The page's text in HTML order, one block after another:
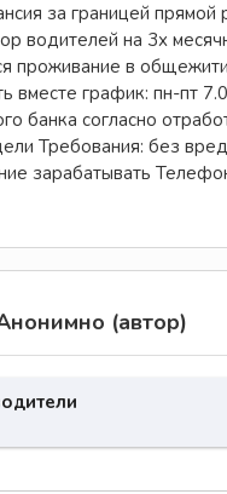
за границей
водителей на 3х
проживание в
вместе график: пн-пт
банка согласно
Требования: без
зарабатывать
(автор)